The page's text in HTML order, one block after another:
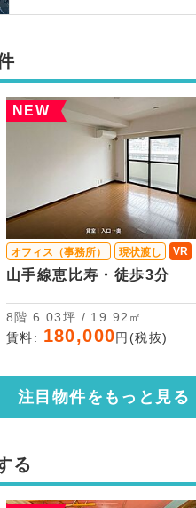
NEW
オフィス（事務所） 現状渡し VR
山手線恵比寿・徒歩3分
8階 6.03坪 / 19.92㎡
賃料: 180,000円(税抜)
注目物件をもっと見る
る